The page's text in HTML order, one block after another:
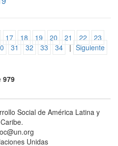
17 18 19 20 21 22
23
31 32 33 34 | Siguiente
979
Social de América Latina y
Unidas